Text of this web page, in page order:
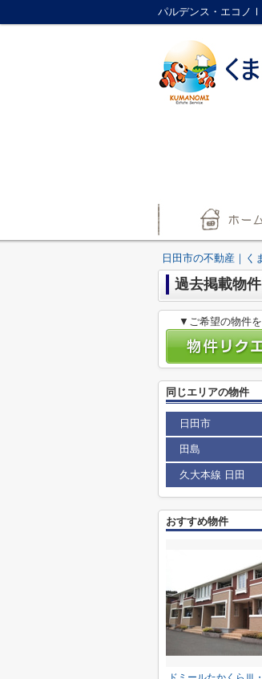
パルデンス・エコノ
日田市の不動産｜く
過去掲載物
▼ご希望の物件
同じエリアの物件
日田市
田島
久大本線 日田
おすすめ物件